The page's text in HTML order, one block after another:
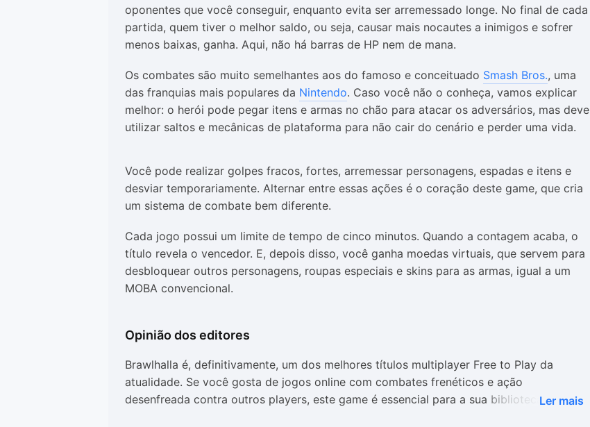
oponentes que você conseguir, enquanto evita ser arremessado longe. No final de cada
partida, quem tiver o melhor saldo, ou seja, causar mais nocautes a inimigos e sofrer
menos baixas, ganha. Aqui, não há barras de HP nem de mana.
Os combates são muito semelhantes aos do famoso e conceituado Smash Bros., uma
das franquias mais populares da Nintendo. Caso você não o conheça, vamos explicar
melhor: o herói pode pegar itens e armas no chão para atacar os adversários, mas deve
utilizar saltos e mecânicas de plataforma para não cair do cenário e perder uma vida.
Você pode realizar golpes fracos, fortes, arremessar personagens, espadas e itens e
desviar temporariamente. Alternar entre essas ações é o coração deste game, que cria
um sistema de combate bem diferente.
Cada jogo possui um limite de tempo de cinco minutos. Quando a contagem acaba, o
título revela o vencedor. E, depois disso, você ganha moedas virtuais, que servem para
desbloquear outros personagens, roupas especiais e skins para as armas, igual a um
MOBA convencional.
Opinião dos editores
Brawlhalla é, definitivamente, um dos melhores títulos multiplayer Free to Play da
atualidade. Se você gosta de jogos online com combates frenéticos e ação
desenfreada contra outros players, este game é essencial para a sua biblioteca doLer mais